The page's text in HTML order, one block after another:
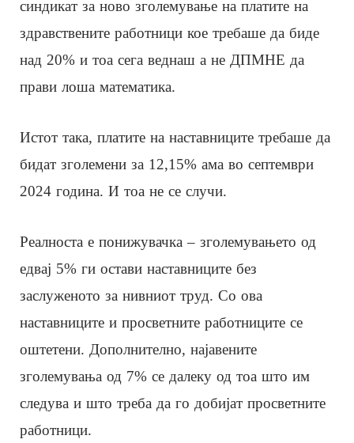
синдикат за ново зголемување на платите на
здравствените работници кое требаше да биде
над 20% и тоа сега веднаш а не ДПМНЕ да
прави лоша математика.
Истот така, платите на наставниците требаше да
бидат зголемени за 12,15% ама во септември
2024 година. И тоа не се случи.
Реалноста е понижувачка – зголемувањето од
едвај 5% ги остави наставниците без
заслуженото за нивниот труд. Со ова
наставниците и просветните работниците се
оштетени. Дополнително, најавените
зголемувања од 7% се далеку од тоа што им
следува и што треба да го добијат просветните
работници.